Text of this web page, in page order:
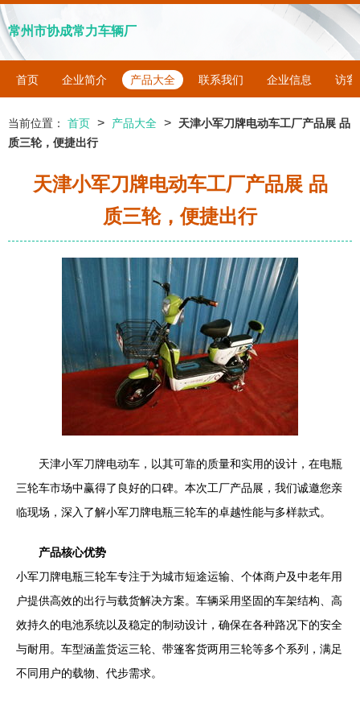
常州市协成常力车辆厂
首页 企业简介 产品大全 联系我们 企业信息 访客
当前位置： 首页 > 产品大全 >
天津小军刀牌电动车工厂产品展 品
质三轮，便捷出行
天津小军刀牌电动车工厂产品展 品
质三轮，便捷出行
天津小军刀牌电动车，以其可靠的质量和实用的设计，在电瓶
三轮车市场中赢得了良好的口碑。本次工厂产品展，我们诚邀您亲
临现场，深入了解小军刀牌电瓶三轮车的卓越性能与多样款式。
产品核心优势
小军刀牌电瓶三轮车专注于为城市短途运输、个体商户及中老年用
户提供高效的出行与载货解决方案。车辆采用坚固的车架结构、高
效持久的电池系统以及稳定的制动设计，确保在各种路况下的安全
与耐用。车型涵盖货运三轮、带篷客货两用三轮等多个系列，满足
不同用户的载物、代步需求。